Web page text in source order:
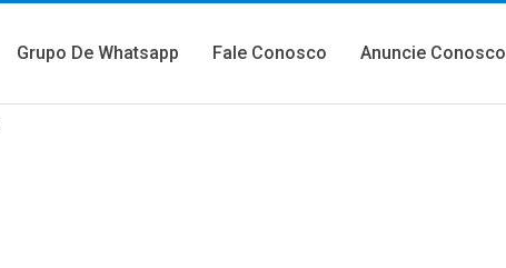
Grupo De Whatsapp Fale Conosco Anuncie Conosco